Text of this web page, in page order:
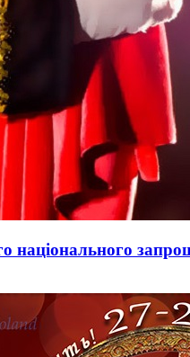
національного